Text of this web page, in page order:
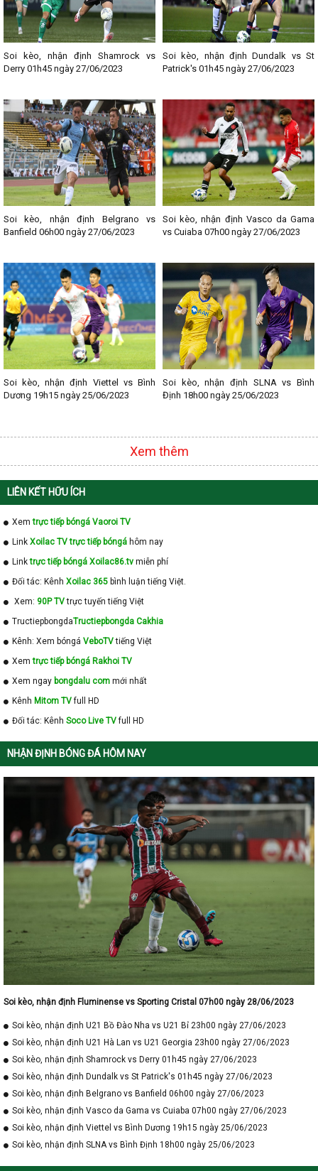
Soi kèo, nhận định Shamrock vs
Derry 01h45 ngày 27/06/2023
Soi kèo, nhận định Dundalk vs St
Patrick's 01h45 ngày 27/06/2023
Soi kèo, nhận định Belgrano vs
Banfield 06h00 ngày 27/06/2023
Soi kèo, nhận định Vasco da Gama
vs Cuiaba 07h00 ngày 27/06/2023
Soi kèo, nhận định Viettel vs Bình
Dương 19h15 ngày 25/06/2023
Soi kèo, nhận định SLNA vs Bình
Định 18h00 ngày 25/06/2023
Xem thêm
LIÊN KẾT HỮU ÍCH
Xemtrực tiếp bóngá Vaoroi TV
Link Xoilac TV trực tiếp bóngá hôm nay
Linktrực tiếp bóngá Xoilac86.tv miễn phí
Đối tác: Kênh Xoilac 365 bình luận tiếng Việt.
Xem: 90P TVtrực tuyến tiếng Việt
TructiepbongdaTructiepbongda Cakhia
Kênh: Xem bóngá VeboTVtiếng Việt
Xemtrực tiếp bóngá Rakhoi TV
Xem ngay bongdalu com mới nhất
Kênh Mitom TVfull HD
Đối tác: Kênh Soco Live TVfull HD
NHẬN ĐỊNH BÓNG ĐÁ HÔM NAY
Soi kèo, nhận định Fluminense vs Sporting Cristal 07h00 ngày 28/06/2023
Soi kèo, nhận định U21 Bồ Đào Nha vs U21 Bỉ 23h00 ngày 27/06/2023
Soi kèo, nhận định U21 Hà Lan vs U21 Georgia 23h00 ngày 27/06/2023
Soi kèo, nhận định Shamrock vs Derry 01h45 ngày 27/06/2023
Soi kèo, nhận định Dundalk vs St Patrick's 01h45 ngày 27/06/2023
Soi kèo, nhận định Belgrano vs Banfield 06h00 ngày 27/06/2023
Soi kèo, nhận định Vasco da Gama vs Cuiaba 07h00 ngày 27/06/2023
Soi kèo, nhận định Viettel vs Bình Dương 19h15 ngày 25/06/2023
Soi kèo, nhận định SLNA vs Bình Định 18h00 ngày 25/06/2023